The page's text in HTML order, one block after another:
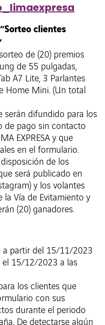
clientes
de (20) premios
de 55 pulgadas,
A7 Lite, 3 Parlantes
Home Mini. (Un total
serán difundido para los
de pago sin contacto
EXPRESA y que
en el formulario.
de los
será publicado en
y los volantes
la Vía de Evitamiento y
(20) ganadores.
a partir del 15/11/2023
el 15/12/2023 a las
los clientes que
con sus
durante el periodo
De detectarse algún